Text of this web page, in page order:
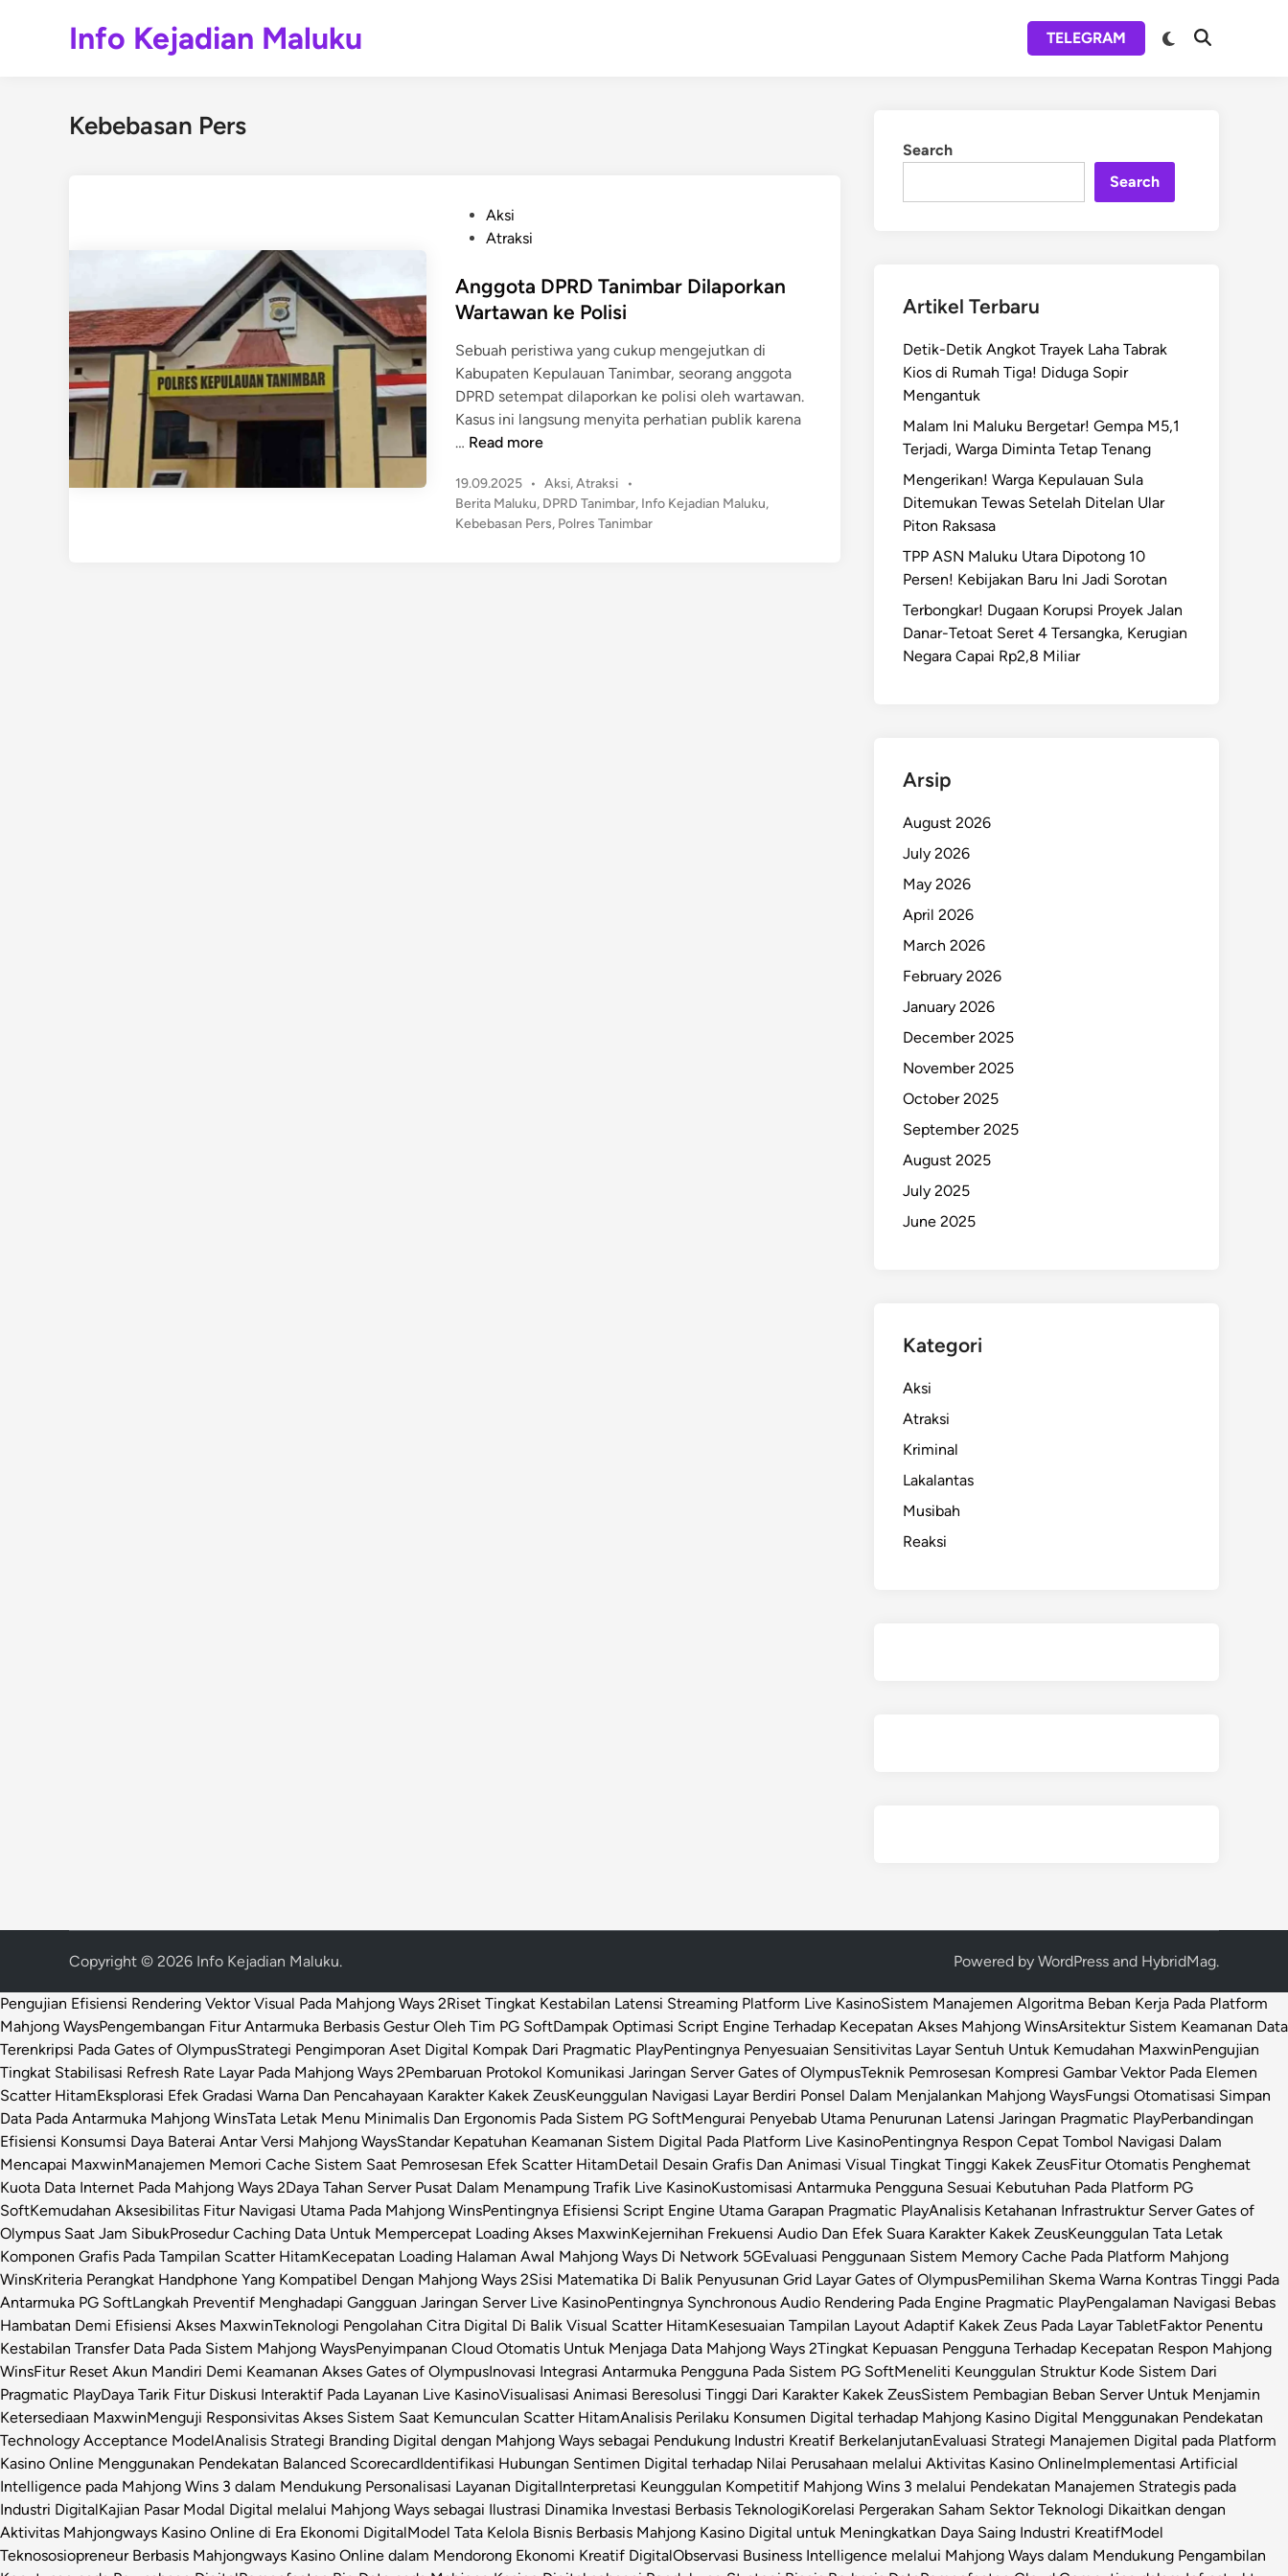
Info Kejadian Maluku TELEGRAM
Switch
Open
Kebebasan Pers
t
e
i
n
Aksi
Atraksi
Anggota DPRD Tanimbar Dilaporkan
Wartawan ke Polisi
Sebuah peristiwa yang cukup mengejutkan di
Kabupaten Kepulauan Tanimbar, seorang anggota
DPRD setempat dilaporkan ke polisi oleh wartawan.
Kasus ini langsung menyita perhatian publik karena
… A
g
g
o
Read more
19.09.2025 • P
o
s
Aksi,Atraksi
•
Berita Maluku, DPRD Tanimbar, Info Kejadian Maluku,
Kebebasan Pers, Polres Tanimbar
Search
Search
Artikel Terbaru
Detik-Detik Angkot Trayek Laha Tabrak
Kios di Rumah Tiga! Diduga Sopir
Mengantuk
Malam Ini Maluku Bergetar! Gempa M5,1
Terjadi, Warga Diminta Tetap Tenang
Mengerikan! Warga Kepulauan Sula
Ditemukan Tewas Setelah Ditelan Ular
Piton Raksasa
TPP ASN Maluku Utara Dipotong 10
Persen! Kebijakan Baru Ini Jadi Sorotan
Terbongkar! Dugaan Korupsi Proyek Jalan
Danar-Tetoat Seret 4 Tersangka, Kerugian
Negara Capai Rp2,8 Miliar
Arsip
August 2026
July 2026
May 2026
April 2026
March 2026
February 2026
January 2026
December 2025
November 2025
October 2025
September 2025
August 2025
July 2025
June 2025
Kategori
Aksi
Atraksi
Kriminal
Lakalantas
Musibah
Reaksi
Copyright © 2026 Info Kejadian Maluku. Powered by WordPress and HybridMag.
Pengujian Efisiensi Rendering Vektor Visual Pada Mahjong Ways 2Riset Tingkat Kestabilan Latensi Streaming Platform Live KasinoSistem Manajemen Algoritma Beban Kerja Pada Platform
Mahjong WaysPengembangan Fitur Antarmuka Berbasis Gestur Oleh Tim PG SoftDampak Optimasi Script Engine Terhadap Kecepatan Akses Mahjong WinsArsitektur Sistem Keamanan Data
Terenkripsi Pada Gates of OlympusStrategi Pengimporan Aset Digital Kompak Dari Pragmatic PlayPentingnya Penyesuaian Sensitivitas Layar Sentuh Untuk Kemudahan MaxwinPengujian
Tingkat Stabilisasi Refresh Rate Layar Pada Mahjong Ways 2Pembaruan Protokol Komunikasi Jaringan Server Gates of OlympusTeknik Pemrosesan Kompresi Gambar Vektor Pada Elemen
Scatter HitamEksplorasi Efek Gradasi Warna Dan Pencahayaan Karakter Kakek ZeusKeunggulan Navigasi Layar Berdiri Ponsel Dalam Menjalankan Mahjong WaysFungsi Otomatisasi Simpan
Data Pada Antarmuka Mahjong WinsTata Letak Menu Minimalis Dan Ergonomis Pada Sistem PG SoftMengurai Penyebab Utama Penurunan Latensi Jaringan Pragmatic PlayPerbandingan
Efisiensi Konsumsi Daya Baterai Antar Versi Mahjong WaysStandar Kepatuhan Keamanan Sistem Digital Pada Platform Live KasinoPentingnya Respon Cepat Tombol Navigasi Dalam
Mencapai MaxwinManajemen Memori Cache Sistem Saat Pemrosesan Efek Scatter HitamDetail Desain Grafis Dan Animasi Visual Tingkat Tinggi Kakek ZeusFitur Otomatis Penghemat
Kuota Data Internet Pada Mahjong Ways 2Daya Tahan Server Pusat Dalam Menampung Trafik Live KasinoKustomisasi Antarmuka Pengguna Sesuai Kebutuhan Pada Platform PG
SoftKemudahan Aksesibilitas Fitur Navigasi Utama Pada Mahjong WinsPentingnya Efisiensi Script Engine Utama Garapan Pragmatic PlayAnalisis Ketahanan Infrastruktur Server Gates of
Olympus Saat Jam SibukProsedur Caching Data Untuk Mempercepat Loading Akses MaxwinKejernihan Frekuensi Audio Dan Efek Suara Karakter Kakek ZeusKeunggulan Tata Letak
Komponen Grafis Pada Tampilan Scatter HitamKecepatan Loading Halaman Awal Mahjong Ways Di Network 5GEvaluasi Penggunaan Sistem Memory Cache Pada Platform Mahjong
WinsKriteria Perangkat Handphone Yang Kompatibel Dengan Mahjong Ways 2Sisi Matematika Di Balik Penyusunan Grid Layar Gates of OlympusPemilihan Skema Warna Kontras Tinggi Pada
Antarmuka PG SoftLangkah Preventif Menghadapi Gangguan Jaringan Server Live KasinoPentingnya Synchronous Audio Rendering Pada Engine Pragmatic PlayPengalaman Navigasi Bebas
Hambatan Demi Efisiensi Akses MaxwinTeknologi Pengolahan Citra Digital Di Balik Visual Scatter HitamKesesuaian Tampilan Layout Adaptif Kakek Zeus Pada Layar TabletFaktor Penentu
Kestabilan Transfer Data Pada Sistem Mahjong WaysPenyimpanan Cloud Otomatis Untuk Menjaga Data Mahjong Ways 2Tingkat Kepuasan Pengguna Terhadap Kecepatan Respon Mahjong
WinsFitur Reset Akun Mandiri Demi Keamanan Akses Gates of OlympusInovasi Integrasi Antarmuka Pengguna Pada Sistem PG SoftMeneliti Keunggulan Struktur Kode Sistem Dari
Pragmatic PlayDaya Tarik Fitur Diskusi Interaktif Pada Layanan Live KasinoVisualisasi Animasi Beresolusi Tinggi Dari Karakter Kakek ZeusSistem Pembagian Beban Server Untuk Menjamin
Ketersediaan MaxwinMenguji Responsivitas Akses Sistem Saat Kemunculan Scatter HitamAnalisis Perilaku Konsumen Digital terhadap Mahjong Kasino Digital Menggunakan Pendekatan
Technology Acceptance ModelAnalisis Strategi Branding Digital dengan Mahjong Ways sebagai Pendukung Industri Kreatif BerkelanjutanEvaluasi Strategi Manajemen Digital pada Platform
Kasino Online Menggunakan Pendekatan Balanced ScorecardIdentifikasi Hubungan Sentimen Digital terhadap Nilai Perusahaan melalui Aktivitas Kasino OnlineImplementasi Artificial
Intelligence pada Mahjong Wins 3 dalam Mendukung Personalisasi Layanan DigitalInterpretasi Keunggulan Kompetitif Mahjong Wins 3 melalui Pendekatan Manajemen Strategis pada
Industri DigitalKajian Pasar Modal Digital melalui Mahjong Ways sebagai Ilustrasi Dinamika Investasi Berbasis TeknologiKorelasi Pergerakan Saham Sektor Teknologi Dikaitkan dengan
Aktivitas Mahjongways Kasino Online di Era Ekonomi DigitalModel Tata Kelola Bisnis Berbasis Mahjong Kasino Digital untuk Meningkatkan Daya Saing Industri KreatifModel
Teknososiopreneur Berbasis Mahjongways Kasino Online dalam Mendorong Ekonomi Kreatif DigitalObservasi Business Intelligence melalui Mahjong Ways dalam Mendukung Pengambilan